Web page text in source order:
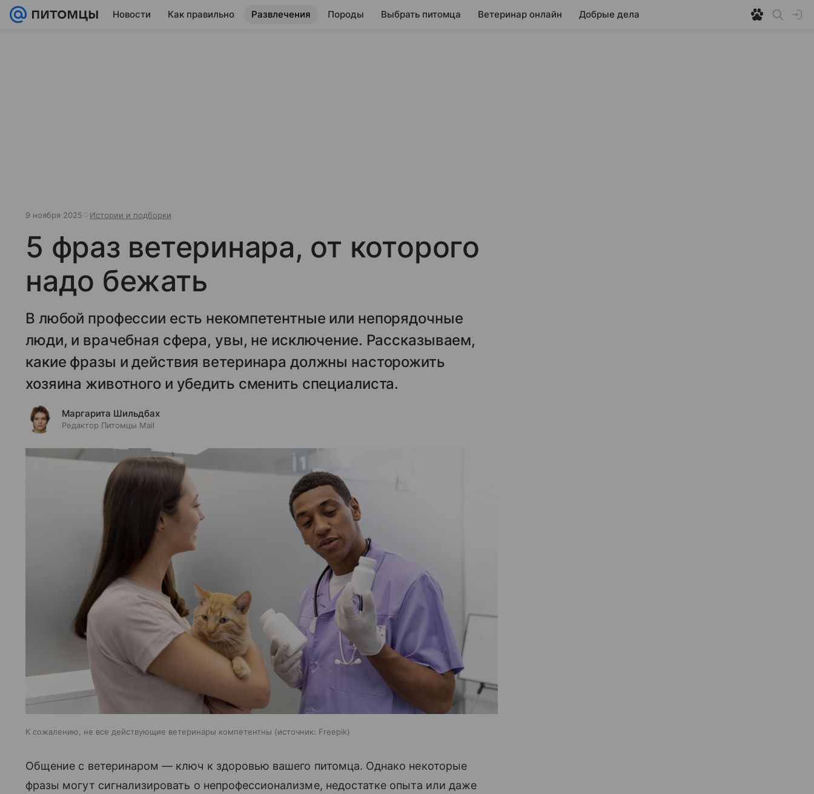
Новости Как правильно Развлечения Породы Выбрать питомца Ветеринар онлайн Добрые дела
9 ноября 2025 Истории и подборки
5 фраз ветеринара, от которого
надо бежать
В любой профессии есть некомпетентные или непорядочные
люди, и врачебная сфера, увы, не исключение. Рассказываем,
какие фразы и действия ветеринара должны насторожить
хозяина животного и убедить сменить специалиста.
Маргарита Шильдбах
Редактор Питомцы Mail
К сожалению, не все действующие ветеринары компетентны источник: Freepik
Общение с ветеринаром — ключ к здоровью вашего питомца. Однако некоторые
фразы могут сигнализировать о непрофессионализме, недостатке опыта или даже